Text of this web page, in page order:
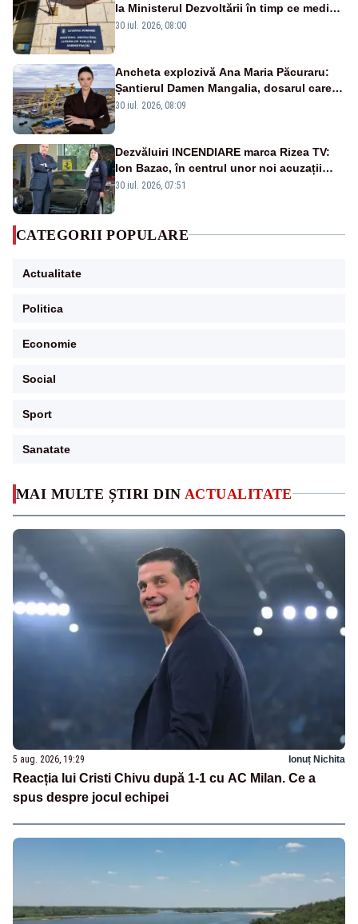
MAI MULTE ȘTIRI DIN ACTUALITATE
5 aug. 2026, 19:29 Ionuț Nichita
Reacția lui Cristi Chivu după 1-1 cu AC Milan. Ce a
spus despre jocul echipei
la Ministerul Dezvoltării în timp ce medicii
ies în stradă
30 iul. 2026, 08:00
Ancheta explozivă Ana Maria Păcuraru:
Șantierul Damen Mangalia, dosarul care
scufundă apărarea României
30 iul. 2026, 08:09
Dezvăluiri INCENDIARE marca Rizea TV:
Ion Bazac, în centrul unor noi acuzații
publice
30 iul. 2026, 07:51
CATEGORII POPULARE
Actualitate
Politica
Economie
Social
Sport
Sanatate